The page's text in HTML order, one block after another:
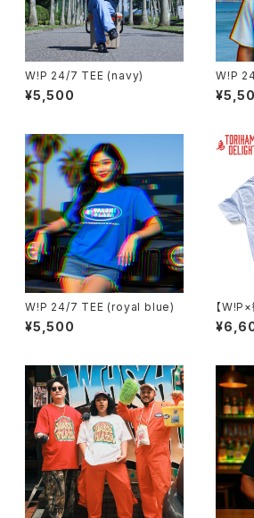
W!P 24/7 TEE (navy)
¥5,500
W!P
e)
W!P 24/7 TEE (royal blue)
¥5,500
【
CK
GHT-」